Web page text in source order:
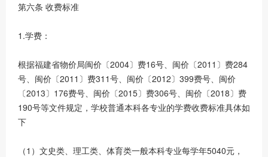
第六条 收费标准
1.学费：
根据福建省物价局闽价〔2004〕费16号、闽价〔2011〕费284
号、闽价〔2011〕费311号、闽价〔2012〕399费号、闽价
〔2013〕176费号、闽价〔2015〕费306号、闽价〔2018〕费
190号等文件规定，学校普通本科各专业的学费收费标准具体如
下
（1）文史类、理工类、体育类一般本科专业每学年5040元，